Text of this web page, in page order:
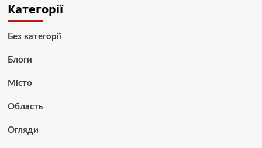
Категорії
Без категорії
Блоги
Місто
Область
Огляди